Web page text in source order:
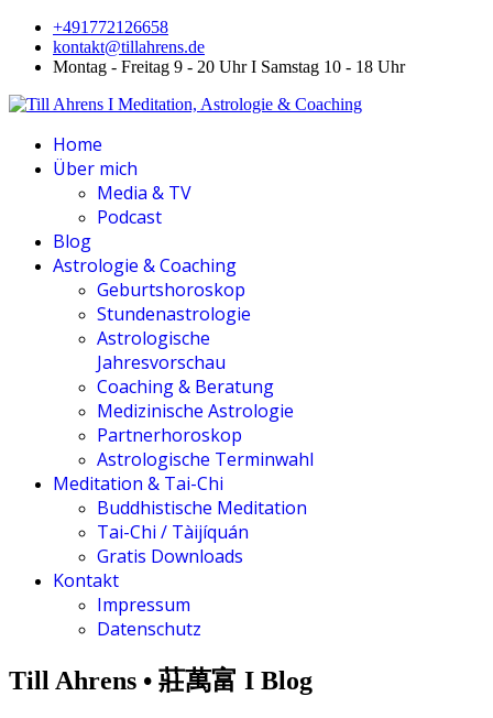
+491772126658
kontakt@tillahrens.de
Montag - Freitag 9 - 20 Uhr I Samstag 10 - 18 Uhr
Home
Über mich
Media & TV
Podcast
Blog
Astrologie & Coaching
Geburtshoroskop
Stundenastrologie
Astrologische
Jahresvorschau
Coaching & Beratung
Medizinische Astrologie
Partnerhoroskop
Astrologische Terminwahl
Meditation & Tai-Chi
Buddhistische Meditation
Tai-Chi / Tàijíquán
Gratis Downloads
Kontakt
Impressum
Datenschutz
Till Ahrens • 莊萬富 I Blog